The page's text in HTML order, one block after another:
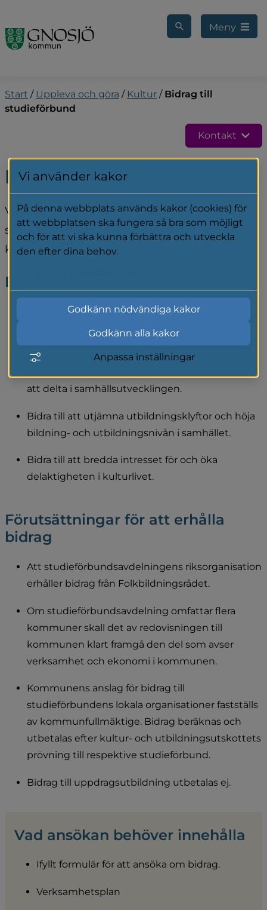
Meny
Start / Uppleva och göra / Kultur / Bidrag till
studieförbund
Kontakt
Bidrag till studieförbund
Varje år delar Gnosjö kommun ut bidrag till
studieförbund som är verksamma i vår
kommun.
Bidragens syfte
Stödja verksamhet som bidrar till att stärka och
utveckla demokratin.
Bidra till att göra det möjligt för människor att
påverka sin livssituation och skapa engagemang
att delta i samhällsutvecklingen.
Bidra till att utjämna utbildningsklyftor och höja
bildning- och utbildningsnivån i samhället.
Bidra till att bredda intresset för och öka
delaktigheten i kulturlivet.
Förutsättningar för att erhålla
bidrag
Att studieförbundsavdelningens riksorganisation
erhåller bidrag från Folkbildningsrådet.
Om studieförbundsavdelning omfattar flera
kommuner skall det av redovisningen till
kommunen klart framgå den del som avser
verksamhet och ekonomi i kommunen.
Kommunens anslag för bidrag till
studieförbundens lokala organisationer fastställs
av kommunfullmäktige. Bidrag beräknas och
utbetalas efter kultur- och utbildningsutskottets
prövning till respektive studieförbund.
Bidrag till uppdragsutbildning utbetalas ej.
Vad ansökan behöver innehålla
Ifyllt formulär för att ansöka om bidrag.
Verksamhetsplan
Vi använder kakor
På denna webbplats används kakor (cookies) för
att webbplatsen ska fungera så bra som möjligt
och för att vi ska kunna förbättra och utveckla
den efter dina behov.
Godkänn nödvändiga kakor
Godkänn alla kakor
Anpassa inställningar